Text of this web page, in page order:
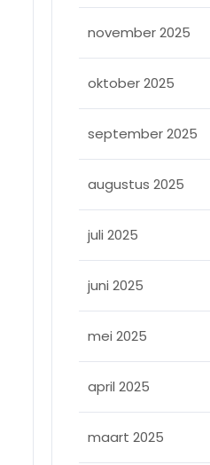
november 2025
oktober 2025
september 2025
augustus 2025
juli 2025
juni 2025
mei 2025
april 2025
maart 2025